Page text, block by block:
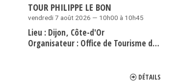
TOUR PHILIPPE LE BON
vendredi 7 août 2026 — 10h00 à 10h45
Lieu : Dijon Côte-d'Or
Organisateur : Office de Tourisme de Dijon Métropole
DÉTAILS